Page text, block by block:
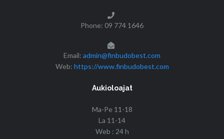
Phone: 09 774 1646
Email: admin@finbudobest.com
Web: https://www.finbudobest.com
Aukioloajat
Ma-Pe 11-18
La 11-14
Web : 24 h